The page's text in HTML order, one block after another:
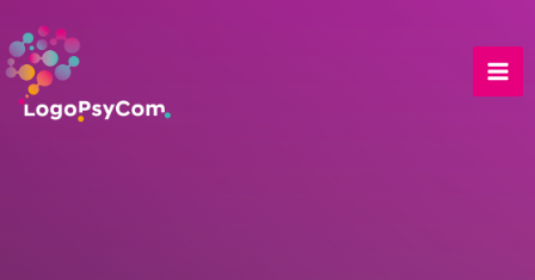
to
content